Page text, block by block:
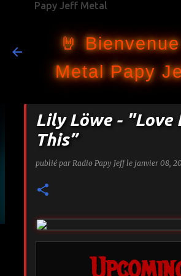
Papy Jeff Metal
🤘
Metal Papy
Lily Löwe - "Love
This”
publié par Radio Papy Jeff le janvier 08,